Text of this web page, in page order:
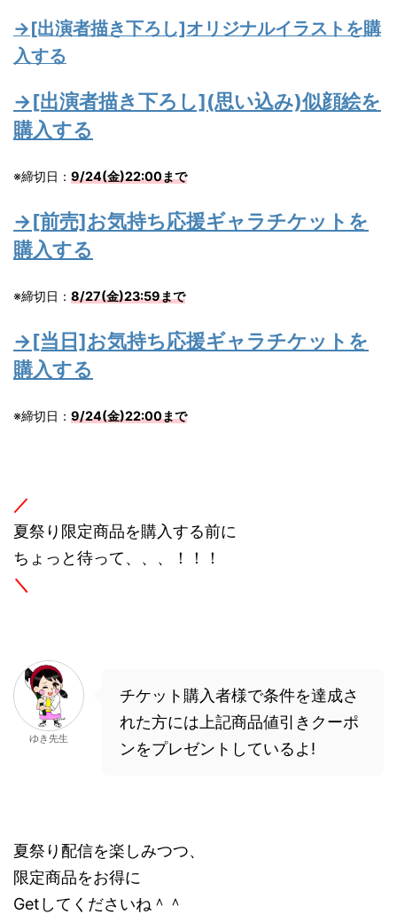
→[出演者描き下ろし]オリジナルイラストを購
入する
→[出演者描き下ろし](思い込み)似顔絵を
購入する
※締切日： 9/24(金)22:00まで
→[前売]お気持ち応援ギャラチケットを
購入する
※締切日： 8/27(金)23:59まで
→[当日]お気持ち応援ギャラチケットを
購入する
※締切日： 9/24(金)22:00まで
／
夏祭り限定商品を購入する前に
ちょっと待って、、、！！！
＼
ゆき先生
チケット購入者様で条件を達成さ
れた方には上記商品値引きクーポ
ンをプレゼントしているよ!
夏祭り配信を楽しみつつ、
限定商品をお得に
Getしてくださいね＾＾